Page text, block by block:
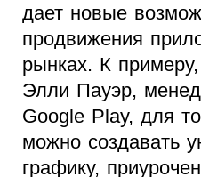
дает новые
продвижения
рынках. К
Элли Пауэр,
Google Play, для
можно создавать
графику,